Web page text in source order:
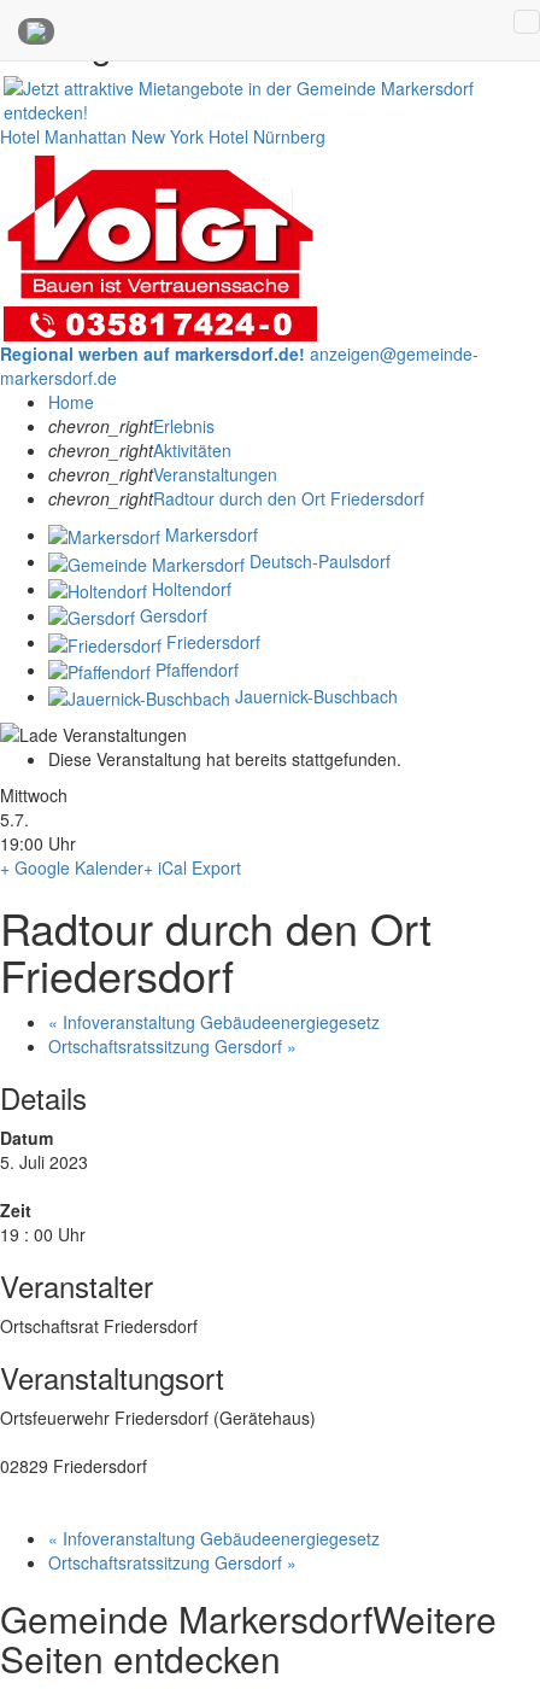
Anzeigen
Hotel Manhattan New York Hotel Nürnberg
Regional werben auf markersdorf.de! anzeigen@gemeinde-
markersdorf.de
Home
chevron_rightErlebnis
chevron_rightAktivitäten
chevron_rightVeranstaltungen
chevron_rightRadtour durch den Ort Friedersdorf
Markersdorf
Deutsch-Paulsdorf
Holtendorf
Gersdorf
Friedersdorf
Pfaffendorf
Jauernick-Buschbach
Diese Veranstaltung hat bereits stattgefunden.
Mittwoch
5.7.
19:00 Uhr
+ Google Kalender+ iCal Export
Radtour durch den Ort
Friedersdorf
« Infoveranstaltung Gebäudeenergiegesetz
Ortschaftsratssitzung Gersdorf »
Details
Datum
5. Juli 2023
Zeit
19 : 00 Uhr
Veranstalter
Ortschaftsrat Friedersdorf
Veranstaltungsort
Ortsfeuerwehr Friedersdorf (Gerätehaus)
02829 Friedersdorf
« Infoveranstaltung Gebäudeenergiegesetz
Ortschaftsratssitzung Gersdorf »
Gemeinde MarkersdorfWeitere
Seiten entdecken